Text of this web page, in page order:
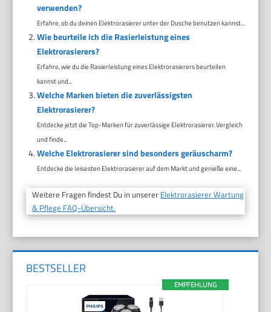
verwenden?
Erfahre, ob du deinen Elektrorasierer unter der Dusche benutzen kannst...
Wie beurteile ich die Rasierleistung eines
Elektrorasierers?
Erfahre, wie du die Rasierleistung eines Elektrorasierers beurteilen
kannst und...
Welche Marken bieten die zuverlässigsten
Elektrorasierer?
Entdecke jetzt die Top-Marken für zuverlässige Elektrorasierer. Vergleich
und finde...
Welche Elektrorasierer sind besonders geräuscharm?
Entdecke die leisesten Elektrorasierer auf dem Markt und genieße eine...
Weitere Fragen findest Du in unserer Elektrorasierer Wartung
& Pflege FAQ-Übersicht.
BESTSELLER
EMPFEHLUNG